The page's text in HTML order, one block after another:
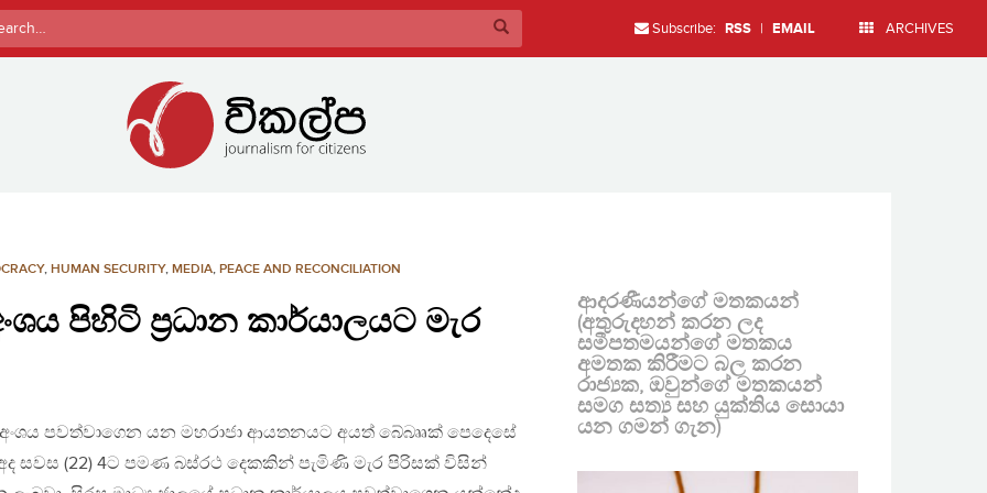
Subscribe: RSS | EMAIL ARCHIVES
, HUMAN SECURITY, MEDIA, PEACE AND RECONCILIATION
පිහිටි ප්‍රධාන කාර්යාලයට මැර
අංශය පවත්වාගෙන යන මහරාජා ආයතනයට අයත් බේබෲක් පෙදෙසේ
සවස (22) 4ට පමණ බස්රථ දෙකකින් පැමිණි මැර පිරිසක් විසින්
ආදරණීයන්ගේ මතකයන්
(අතුරුදහන් කරන ලද
සමීපතමයන්ගේ මතකය
අමතක කිරීමට බල කරන
රාජ්‍යක, ඔවුන්ගේ මතකයන්
සමග සත්‍ය සහ යුක්තිය සොයා
යන ගමන් ගැන)